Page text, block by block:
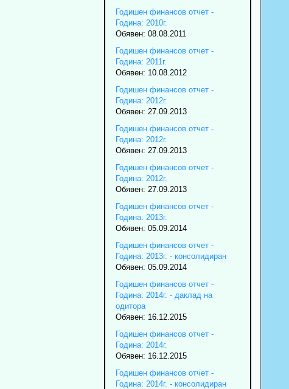
Годишен финансов отчет -
Година: 2010г.
Обявен: 08.08.2011
Годишен финансов отчет -
Година: 2011г.
Обявен: 10.08.2012
Годишен финансов отчет -
Година: 2012г.
Обявен: 27.09.2013
Годишен финансов отчет -
Година: 2012г.
Обявен: 27.09.2013
Годишен финансов отчет -
Година: 2012г.
Обявен: 27.09.2013
Годишен финансов отчет -
Година: 2013г.
Обявен: 05.09.2014
Годишен финансов отчет -
Година: 2013г. - консолидиран
Обявен: 05.09.2014
Годишен финансов отчет -
Година: 2014г. - даклад на
одитора
Обявен: 16.12.2015
Годишен финансов отчет -
Година: 2014г.
Обявен: 16.12.2015
Годишен финансов отчет -
Година: 2014г. - консолидиран